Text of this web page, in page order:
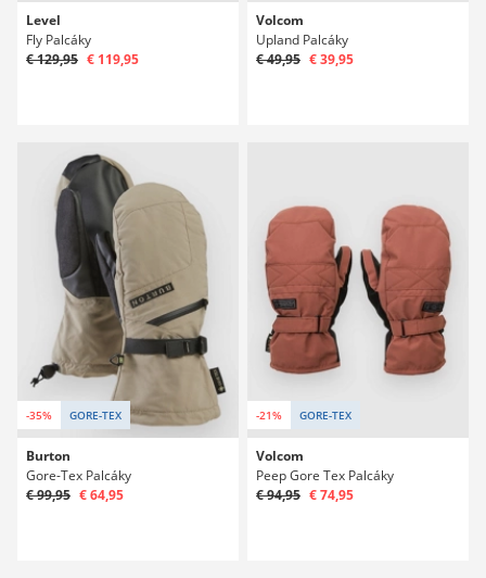
Level
Fly Palcáky
€ 129,95 € 119,95
Volcom
Upland Palcáky
€ 49,95 € 39,95
-35% GORE-TEX
Burton
Gore-Tex Palcáky
€ 99,95 € 64,95
-21% GORE-TEX
Volcom
Peep Gore Tex Palcáky
€ 94,95 € 74,95